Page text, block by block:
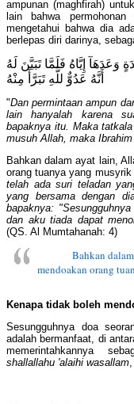
ampunan (maghfirah)
lain bahwa
mengetahui bahwa dia
berlepas diri darinya,
وَعَدَهَآ إِيَّاهُ فَلَمَّا تَبَيَّنَ لَهُ
أَنَّهُ عَدُوٌّ للَّهِ تَبَرَّأَ مِنْهُ
"Dan permintaan ampun
lain hanyalah karena
bapaknya itu. Maka
musuh Allah, maka
Bahkan dalam ayat lain,
orang tuanya yang
telah ada suri teladan
yang bersama dengan
bapaknya:
dan aku tiada dapat
(QS. Al Mumtahanah: 4)
Bahkan
mendoakan orang
Kenapa tidak boleh
Sesungguhnya doa
adalah bermanfaat, di
memerintahkannya
shallallahu 'alaihi wasallam,